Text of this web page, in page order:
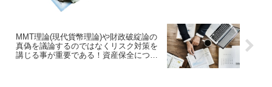
MMT理論(現代貨幣理論)や財政破綻論の
真偽を議論するのではなくリスク対策を
講じる事が重要である！資産保全につい